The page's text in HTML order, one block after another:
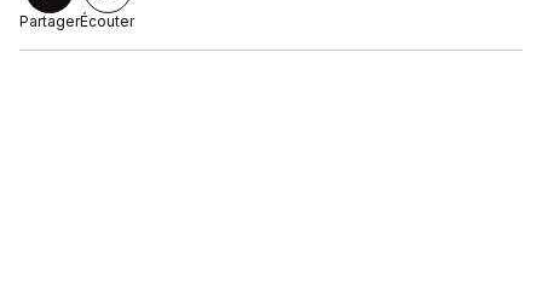
PartagerÉcouter